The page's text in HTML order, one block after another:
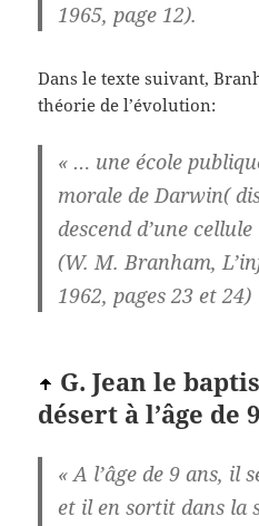
1965, page 12).
Dans le texte suivant,
théorie de l’évolution:
« … une école
morale de Darwin(
descend d’une
(W. M. Branham,
1962, pages 23 et 24)
G. Jean le
désert à l’âge de
« A l’âge de 9 ans, il
et il en sortit dans la